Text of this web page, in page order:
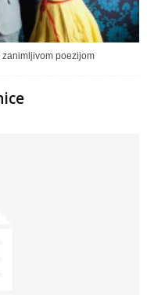
poezijom